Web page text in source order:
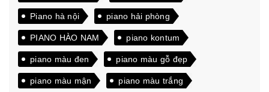
Piano hà nội piano hải phòng
PIANO HÀO NAM piano kontum
piano màu đen piano màu gỗ đẹp
piano màu mận piano màu trắng